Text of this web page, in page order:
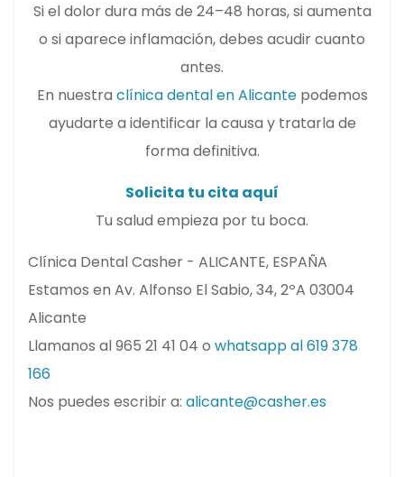
Si el dolor dura más de 24–48 horas, si aumenta
o si aparece inflamación, debes acudir cuanto
antes.
En nuestra clínica dental en Alicantepodemos
ayudarte a identificar la causa y tratarla de
forma definitiva.
Solicita tu cita aquí
Tu salud empieza por tu boca.
Clínica Dental Casher - ALICANTE, ESPAÑA
Estamos en Av. Alfonso El Sabio, 34, 2ºA 03004
Alicante
Llamanos al 965 21 41 04 o whatsapp al 619 378
166
Nos puedes escribir a: alicante@casher.es